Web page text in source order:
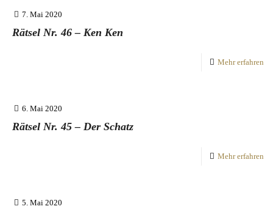
7. Mai 2020
Rätsel Nr. 46 – Ken Ken
Mehr erfahren
6. Mai 2020
Rätsel Nr. 45 – Der Schatz
Mehr erfahren
5. Mai 2020